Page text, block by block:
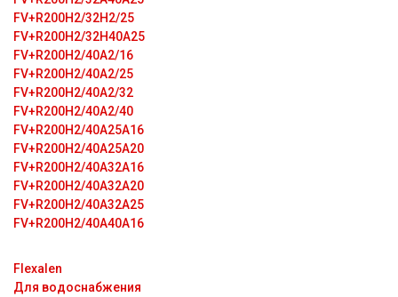
FV+R200H2/32H2/25
FV+R200H2/32H40A25
FV+R200H2/40A2/16
FV+R200H2/40A2/25
FV+R200H2/40A2/32
FV+R200H2/40A2/40
FV+R200H2/40A25A16
FV+R200H2/40A25A20
FV+R200H2/40A32A16
FV+R200H2/40A32A20
FV+R200H2/40A32A25
FV+R200H2/40A40A16
Flexalen
Для водоснабжения